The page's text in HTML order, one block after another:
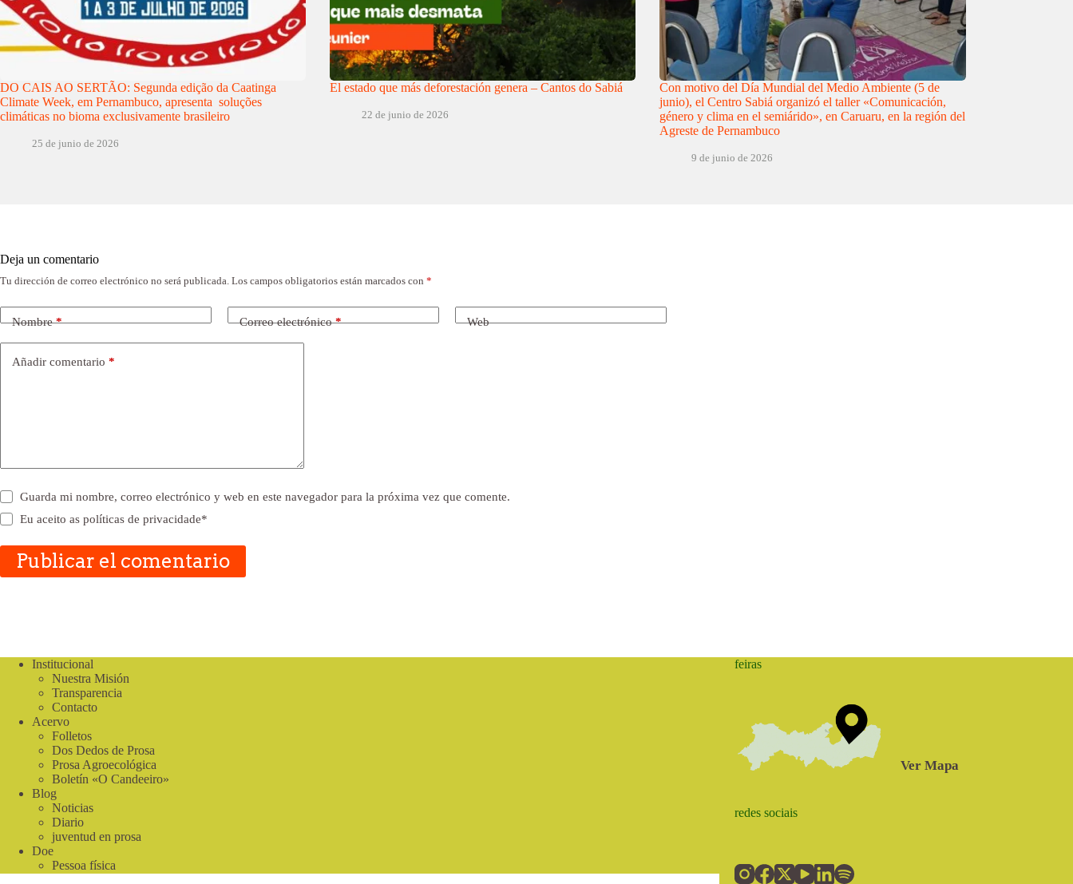
DO CAIS AO SERTÃO: Segunda edição da Caatinga
Climate Week, em Pernambuco, apresenta soluções
climáticas no bioma exclusivamente brasileiro
25 de junio de 2026
El estado que más deforestación genera – Cantos do Sabiá
22 de junio de 2026
Con motivo del Día Mundial del Medio Ambiente (5 de
junio), el Centro Sabiá organizó el taller «Comunicación,
género y clima en el semiárido», en Caruaru, en la región del
Agreste de Pernambuco
9 de junio de 2026
Deja un comentario
Tu dirección de correo electrónico no será publicada. Los campos obligatorios están marcados con *
Nombre* Correo electrónico* Web
Añadir comentario *
Guarda mi nombre, correo electrónico y web en este navegador para la próxima vez que comente.
Eu aceito aspolíticas de privacidade*
Publicar el comentario
Institucional
Nuestra Misión
Transparencia
Contacto
Acervo
Folletos
Dos Dedos de Prosa
Prosa Agroecológica
Boletín «O Candeeiro»
Blog
Noticias
Diario
juventud en prosa
Doe
Pessoa física
feiras
Ver Mapa
redes sociais